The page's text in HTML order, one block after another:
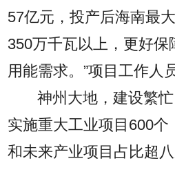
57亿元，投产后海南最
350万千瓦以上，更好保
用能需求。”项目工作人
神州大地，建设繁
实施重大工业项目600个
和未来产业项目占比超